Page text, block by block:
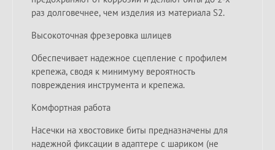
раз долговечнее, чем изделия из материала S2.
Высокоточная фрезеровка шлицев
Обеспечивает надежное сцепление с профилем
крепежа, сводя к минимуму вероятность
повреждения инструмента и крепежа.
Комфортная работа
Насечки на хвостовике биты предназначены для
надежной фиксации в адаптере с шариком (не